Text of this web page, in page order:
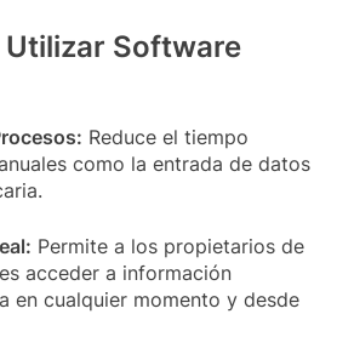
Software
Reduce el tiempo
como la entrada de datos
Permite a los propietarios de
acceder a información
en cualquier momento y desde